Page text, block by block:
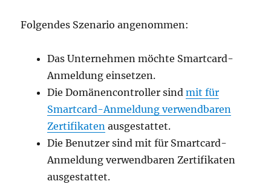
Folgendes Szenario angenommen:
Das Unternehmen möchte Smartcard-
Anmeldung einsetzen.
Die Domänencontroller sindmit für
Smartcard-Anmeldung verwendbaren
Zertifikaten ausgestattet.
Die Benutzer sind mit für Smartcard-
Anmeldung verwendbaren Zertifikaten
ausgestattet.